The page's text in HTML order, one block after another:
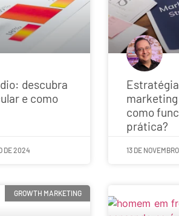
descubra
e como
DE 2024
como
prática?
13 DE
GROWTH MARKETING